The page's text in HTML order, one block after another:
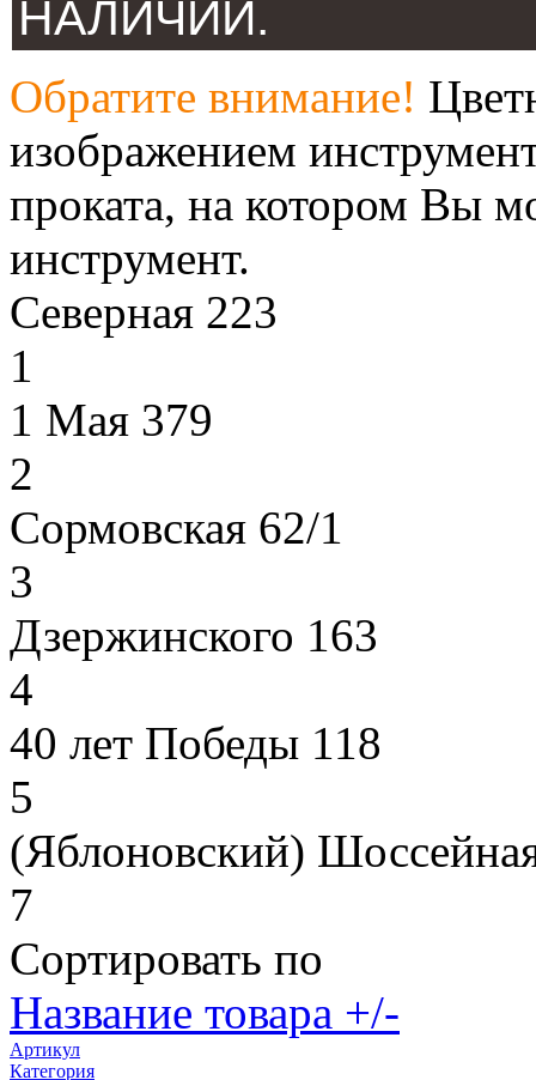
НАЛИЧИИ.
Обратите внимание!
изображением
проката, на котором Вы
инструмент.
Северная 223
1
1 Мая 379
2
Сормовская 62/1
3
Дзержинского 163
4
40 лет Победы 118
5
(Яблоновский)
7
Сортировать по
Название товара +/-
Артикул
Категория